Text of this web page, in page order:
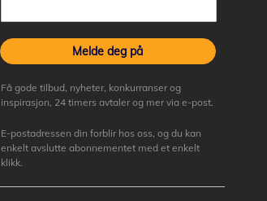
Melde deg på
Få gode tilbud, nyheter, konkurranser og
inspirasjon, 24 timers avtaler og mer via e-post.
E-postadressen din forblir hos oss, og du kan
enkelt avslutte abonnementet med et enkelt
klikk.